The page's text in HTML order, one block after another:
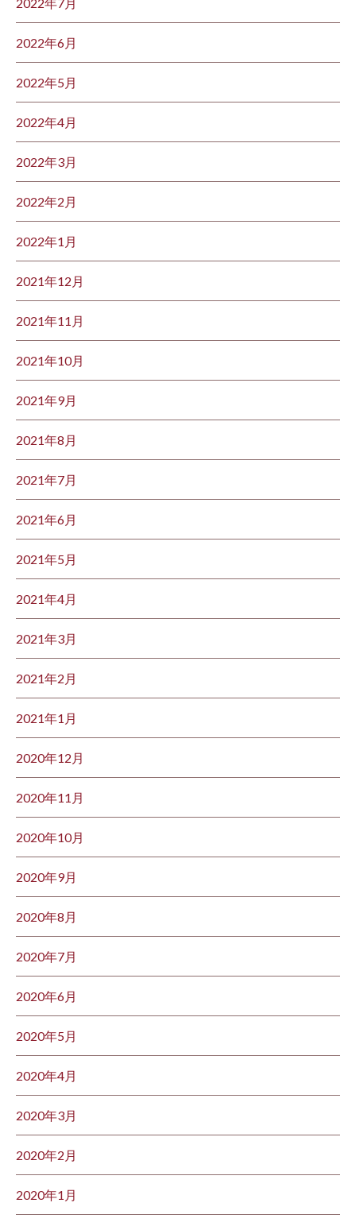
2022年6月
2022年5月
2022年4月
2022年3月
2022年2月
2022年1月
2021年12月
2021年11月
2021年10月
2021年9月
2021年8月
2021年7月
2021年6月
2021年5月
2021年4月
2021年3月
2021年2月
2021年1月
2020年12月
2020年11月
2020年10月
2020年9月
2020年8月
2020年7月
2020年6月
2020年5月
2020年4月
2020年3月
2020年2月
2020年1月